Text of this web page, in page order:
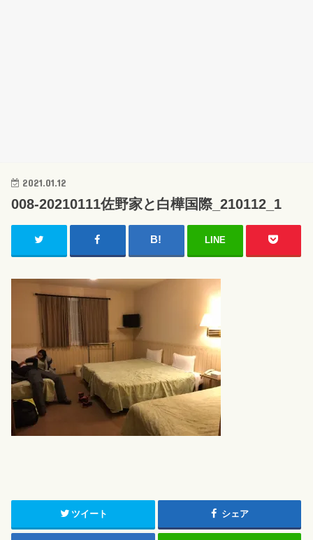
2021.01.12
008-20210111佐野家と白樺国際_210112_1
LINE
ツイート シェア